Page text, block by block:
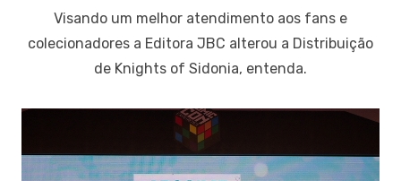
Visando um melhor atendimento aos fans e
colecionadores a Editora JBC alterou a Distribuição
de Knights of Sidonia, entenda.